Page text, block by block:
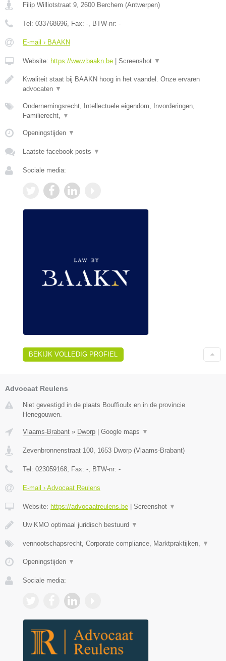
Filip Williotstraat 9 2600 Berchem (Antwerpen)
Tel: 033768696 , Fax: - , BTW-nr: -
E-mail › BAAKN
Website: https://www.baakn.be Screenshot ▼
Kwaliteit staat bij BAAKN hoog in het vaandel. Onze ervaren
advocaten ▼
Ondernemingsrecht, Intellectuele eigendom, Invorderingen,
Familierecht,
▼
Openingstijden ▼
Laatste facebook posts ▼
Sociale media:
BEKIJK VOLLEDIG PROFIEL
Advocaat Reulens
Niet gevestigd in de plaats Bouffioulx en in de provincie
Henegouwen.
Vlaams-Brabant » Dworp Google maps ▼
Zevenbronnenstraat 100 1653 Dworp (Vlaams-Brabant)
Tel: 023059168 , Fax: - , BTW-nr: -
E-mail › Advocaat Reulens
Website: https://advocaatreulens.be Screenshot ▼
Uw KMO optimaal juridisch bestuurd ▼
vennootschapsrecht, Corporate compliance, Marktpraktijken, ▼
Openingstijden ▼
Sociale media: